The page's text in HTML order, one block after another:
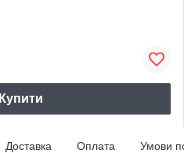
Купити
Доставка Оплата Умови